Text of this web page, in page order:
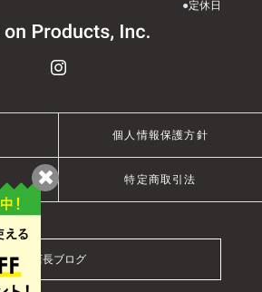
●定休日
個人情報保護方針
特定商取引法
店長ブログ